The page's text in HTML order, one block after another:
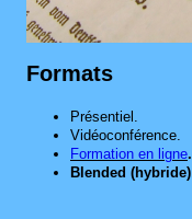
Formats
Présentiel.
Vidéoconférence.
Formation en ligne.
Blended (hybride)